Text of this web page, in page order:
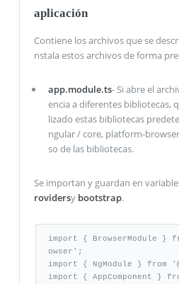
aplicación
Contiene los archivos que se
nstala estos archivos de forma
app.module.ts- Si abre el
encia a diferentes bibliotecas,
lizado estas bibliotecas
ngular / core, platform-
so de las bibliotecas.
Se importan y guardan en
rovidersy bootstrap.
import { BrowserModule }
owser';
import { NgModule } from
import { AppComponent }